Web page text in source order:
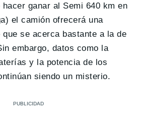
ganar al Semi 640 km en
el camión ofrecerá una
se acerca bastante a la de
embargo, datos como la
y la potencia de los
siendo un misterio.